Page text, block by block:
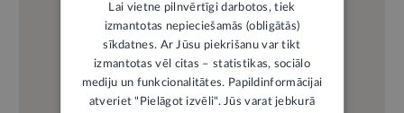
Lai vietne pilnvērtīgi darbotos, tiek
izmantotas nepieciešamās (obligātās)
sīkdatnes. Ar Jūsu piekrišanu var tikt
izmantotas vēl citas – statistikas, sociālo
mediju un funkcionalitātes. Papildinformācijai
atveriet "Pielāgot izvēli". Jūs varat jebkurā